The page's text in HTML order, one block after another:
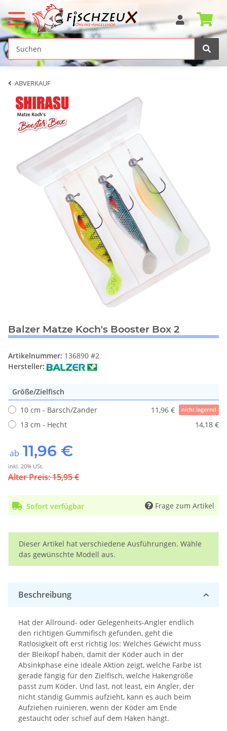
ABVERKAUF
Balzer Matze Koch's Booster Box 2
Artikelnummer: 136890 #2
Hersteller:
Größe/Zielfisch
10 cm - Barsch/Zander
11,96 € nicht lagernd
13 cm - Hecht 14,18 €
ab 11,96 €
inkl. 20% USt.
Alter Preis: 15,95 €
Sofort verfügbar Frage zum Artikel
x
Dieser Artikel hat verschiedene Ausführungen. Wähle
das gewünschte Modell aus.
Beschreibung
Hat der Allround- oder Gelegenheits-Angler endlich
den richtigen Gummifisch gefunden, geht die
Ratlosigkeit oft erst richtig los: Welches Gewicht muss
der Bleikopf haben, damit der Köder auch in der
Absinkphase eine ideale Aktion zeigt, welche Farbe ist
gerade fängig für den Zielfisch, welche Hakengröße
passt zum Köder. Und last, not least, ein Angler, der
nicht ständig Gummis aufzieht, kann es auch beim
Aufziehen ruinieren, wenn der Köder am Ende
gestaucht oder schief auf dem Haken hängt.